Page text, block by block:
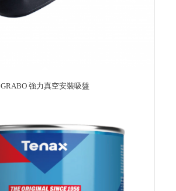
GRABO 強力真空安裝吸盤